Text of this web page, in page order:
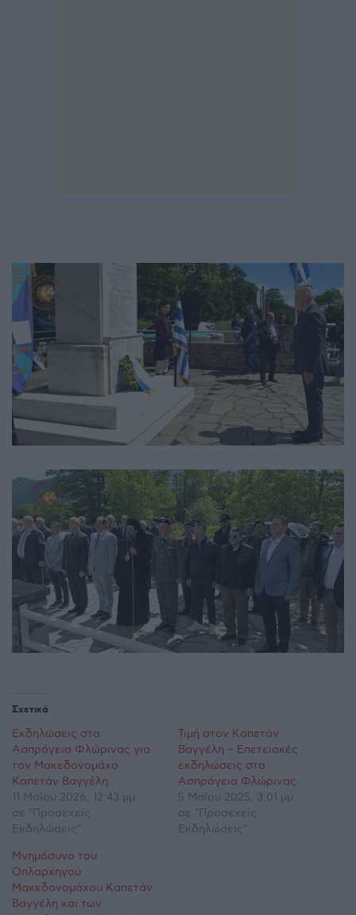
Σχετικά
Εκδηλώσεις στα
Ασπρόγεια Φλώρινας για
τον Μακεδονομάχο
Καπετάν Βαγγέλη
11 Μαΐου 2026, 12:43 μμ
σε "Προσεχείς
Εκδηλώσεις"
Τιμή στον Καπετάν
Βαγγέλη – Επετειακές
εκδηλώσεις στα
Ασπρόγεια Φλώρινας
5 Μαΐου 2025, 3:01 μμ
σε "Προσεχείς
Εκδηλώσεις"
Μνημόσυνο του
Οπλαρχηγού
Μακεδονομάχου Καπετάν
Βαγγέλη και των